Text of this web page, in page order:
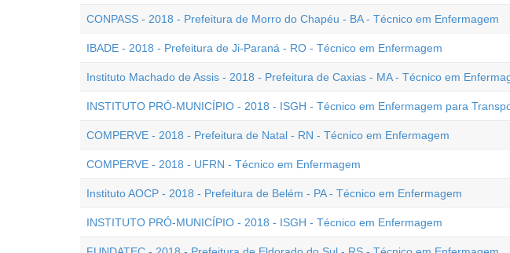
CONPASS - 2018 - Prefeitura de Morro do Chapéu - BA - Técnico em Enfermagem
IBADE - 2018 - Prefeitura de Ji-Paraná - RO - Técnico em Enfermagem
Instituto Machado de Assis - 2018 - Prefeitura de Caxias - MA - Técnico em
INSTITUTO PRÓ-MUNICÍPIO - 2018 - ISGH - Técnico em Enfermagem para
COMPERVE - 2018 - Prefeitura de Natal - RN - Técnico em Enfermagem
COMPERVE - 2018 - UFRN - Técnico em Enfermagem
Instituto AOCP - 2018 - Prefeitura de Belém - PA - Técnico em Enfermagem
INSTITUTO PRÓ-MUNICÍPIO - 2018 - ISGH - Técnico em Enfermagem